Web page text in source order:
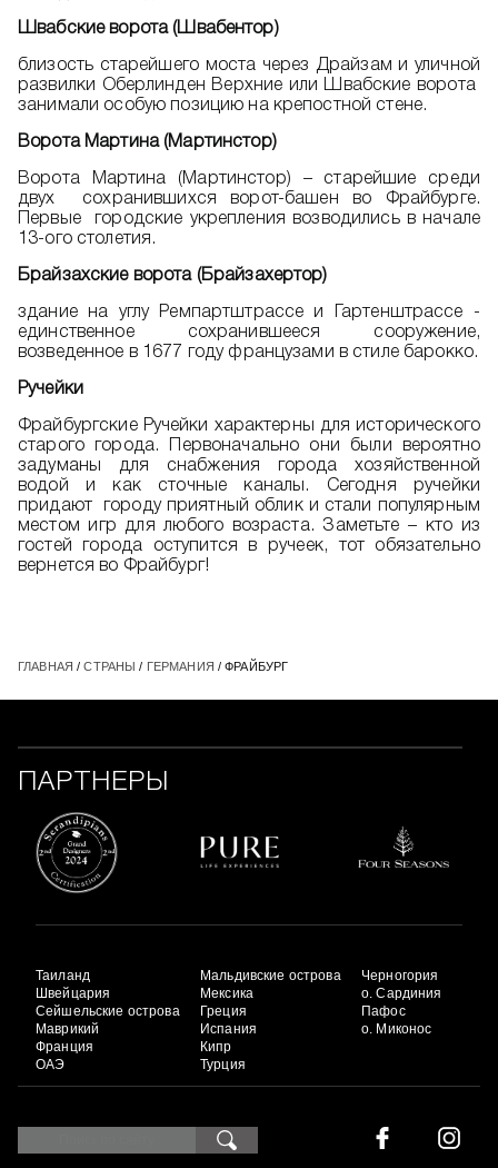
Швабские ворота (Швабентор)
близость старейшего моста через Драйзам и уличной
развилки Оберлинден Верхние или Швабские ворота
занимали особую позицию на крепостной стене.
Ворота Мартина (Мартинстор)
Ворота Мартина (Мартинстор) – старейшие среди
двух сохранившихся ворот-башен во Фрайбурге.
Первые городские укрепления возводились в начале
13-ого столетия.
Брайзахские ворота (Брайзахертор)
здание на углу Ремпартштрассе и Гартенштрассе -
единственное сохранившееся сооружение,
возведенное в 1677 году французами в стиле барокко.
Ручейки
Фрайбургские Ручейки характерны для исторического
старого города. Первоначально они были вероятно
задуманы для снабжения города хозяйственной
водой и как сточные каналы. Сегодня ручейки
придают городу приятный облик и стали популярным
местом игр для любого возраста. Заметьте – кто из
гостей города оступится в ручеек, тот обязательно
вернется во Фрайбург!
ГЛАВНАЯ /СТРАНЫ / ГЕРМАНИЯ / ФРАЙБУРГ
ПАРТНЕРЫ
Таиланд
Швейцария
Сейшельские острова
Маврикий
Франция
ОАЭ
Мальдивские острова
Мексика
Греция
Испания
Кипр
Турция
Черногория
о. Сардиния
Пафос
о. Миконос